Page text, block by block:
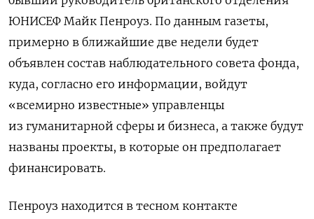
ЮНИСЕФ Майк Пенроуз. По данным газеты,
примерно в ближайшие две недели будет
объявлен состав наблюдательного совета фонда,
куда, согласно его информации, войдут
«всемирно известные» управленцы
из гуманитарной сферы и бизнеса, а также будут
названы проекты, в которые он предполагает
финансировать.
Пенроуз находится в тесном контакте